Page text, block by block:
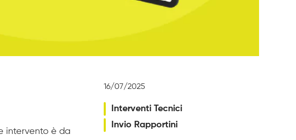
intervento è da
16/07/2025
Interventi Tecnici
Invio Rapportini